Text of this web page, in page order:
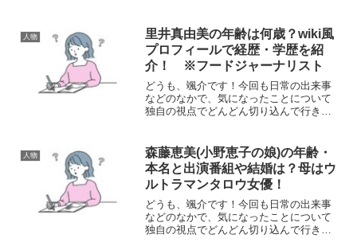
色さゆりさんについてです。2015年に当
時まだ26～27歳...
人物
里井真由美の年齢は何歳？wiki風
プロフィールで経歴・学歴を紹
介！ ※フードジャーナリスト
どうも、颯介です！今回も日常の出来事
などのなかで、気になったことについて
独自の視点でどんどん切り込んで行きた
フードジャーナリスト・フードライター
の里井真由美さんについて...
人物
森藤恵美(小野恵子の娘)の年齢・
本名と出演番組や結婚は？母はウ
ルトラマンタロウ女優！
どうも、颯介です！今回も日常の出来事
などのなかで、気になったことについて
独自の視点でどんどん切り込んで行きた